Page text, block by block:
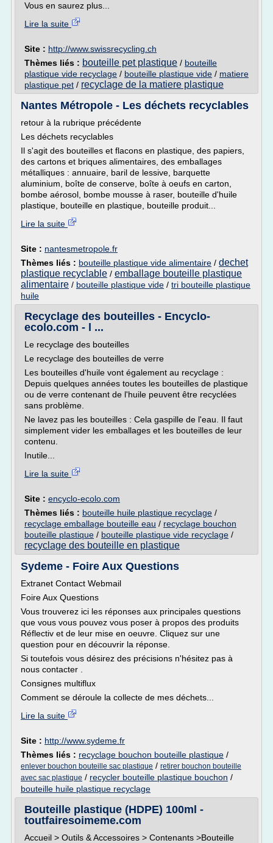
Vous en saurez plus...
Lire la suite
Site : http://www.swissrecycling.ch
Thèmes liés : bouteille pet plastique / bouteille
plastique vide recyclage / bouteille plastique vide / matiere
plastique pet / recyclage de la matiere plastique
Nantes Métropole - Les déchets recyclables
retour à la rubrique précédente
Les déchets recyclables
Il s'agit des bouteilles et flacons en plastique, des papiers,
des cartons et briques alimentaires, des emballages
métalliques : annuaire, baril de lessive, barquette
aluminium, boîte de conserve, boîte à oeufs en carton,
bombe aérosol, bombe mousse à raser, bouteille d'huile
plastique, bouteille en plastique, bouteille produit...
Lire la suite
Site : nantesmetropole.fr
Thèmes liés : bouteille plastique vide alimentaire / dechet
plastique recyclable / emballage bouteille plastique
alimentaire / bouteille plastique vide / tri bouteille plastique
huile
Recyclage des bouteilles - Encyclo-
ecolo.com - l ...
Le recyclage des bouteilles
Le recyclage des bouteilles de verre
Les bouteilles d'huile vont également au recyclage :
Depuis quelques années toutes les bouteilles de plastique
ou de verre contenant de l'huile peuvent être recyclées
sans problème.
Ne lavez pas les bouteilles : Cela gaspille de l'eau. Il faut
simplement vider les emballages et les bouteilles de leur
contenu.
Inutile...
Lire la suite
Site : encyclo-ecolo.com
Thèmes liés : bouteille huile plastique recyclage /
recyclage emballage bouteille eau / recyclage bouchon
bouteille plastique / bouteille plastique vide recyclage /
recyclage des bouteille en plastique
Sydeme - Foire Aux Questions
Extranet Contact Webmail
Foire Aux Questions
Vous trouverez ici les réponses aux principales questions
que vous vous pouvez vous poser à propos des produits
Réflectiv et de leur mise en oeuvre. Cliquez sur une
question pour en découvrir la réponse.
Si toutefois vous désirez des précisions n'hésitez pas à
nous contacter .
Consignes multiflux
Comment se déroule la collecte de mes déchets...
Lire la suite
Site : http://www.sydeme.fr
Thèmes liés : recyclage bouchon bouteille plastique /
enlever bouchon bouteille sac plastique / retirer bouchon bouteille
avec sac plastique / recycler bouteille plastique bouchon /
bouteille huile plastique recyclage
Bouteille plastique (HDPE) 100ml -
toutfairesoimeme.com
Accueil > Outils & Accessoires > Contenants >Bouteille